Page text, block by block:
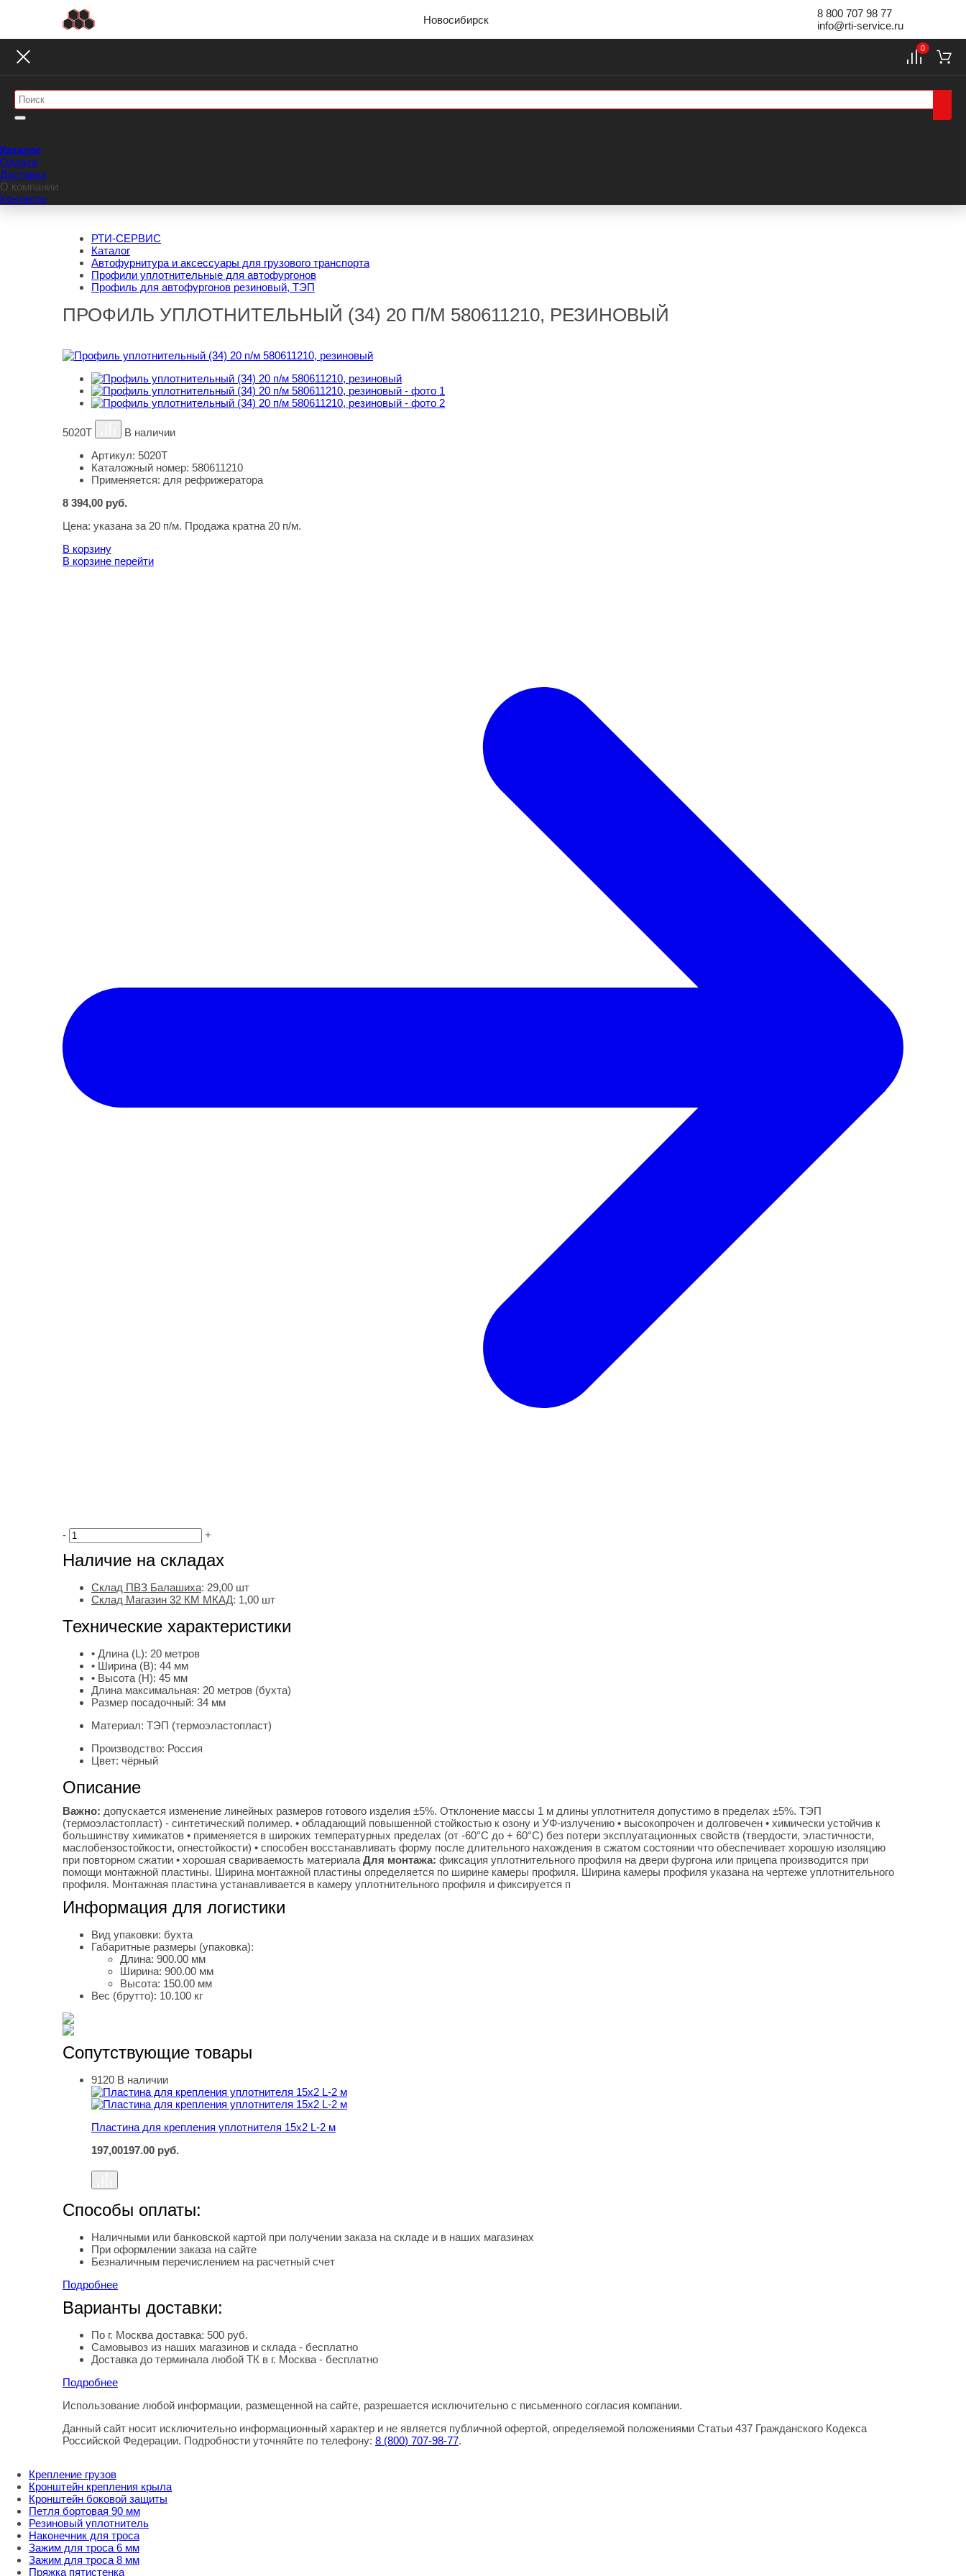
Новосибирск
8 800 707 98 77
info@rti-service.ru
Каталог
Оплата
Доставка
О компании
Контакты
0
РТИ-СЕРВИС
Каталог
Автофурнитура и аксессуары для грузового транспорта
Профили уплотнительные для автофургонов
Профиль для автофургонов резиновый, ТЭП
ПРОФИЛЬ УПЛОТНИТЕЛЬНЫЙ (34) 20 П/М 580611210, РЕЗИНОВЫЙ
5020Т
В наличии
Артикул: 5020Т
Каталожный номер: 580611210
Применяется: для рефрижератора
8 394,00 руб.
Цена: указана за 20 п/м. Продажа кратна 20 п/м.
В корзину
В корзине перейти
- +
Наличие на складах
Склад ПВЗ Балашиха: 29,00 шт
Склад Магазин 32 КМ МКАД: 1,00 шт
Технические характеристики
• Длина (L): 20 метров
• Ширина (B): 44 мм
• Высота (H): 45 мм
Длина максимальная: 20 метров (бухта)
Размер посадочный: 34 мм
Материал: ТЭП (термоэластопласт)
Производство: Россия
Цвет: чёрный
Описание
Важно: допускается изменение линейных размеров готового изделия ±5%. Отклонение массы 1 м длины уплотнителя допустимо в пределах ±5%. ТЭП
(термоэластопласт) - синтетический полимер. • обладающий повышенной стойкостью к озону и УФ-излучению • высокопрочен и долговечен • химически устойчив к
большинству химикатов • применяется в широких температурных пределах (от -60°С до + 60°С) без потери эксплуатационных свойств (твердости, эластичности,
маслобензостойкости, огнестойкости) • способен восстанавливать форму после длительного нахождения в сжатом состоянии что обеспечивает хорошую изоляцию
при повторном сжатии • хорошая свариваемость материала Для монтажа: фиксация уплотнительного профиля на двери фургона или прицепа производится при
помощи монтажной пластины. Ширина монтажной пластины определяется по ширине камеры профиля. Ширина камеры профиля указана на чертеже уплотнительного
профиля. Монтажная пластина устанавливается в камеру уплотнительного профиля и фиксируется п
Информация для логистики
Вид упаковки: бухта
Габаритные размеры (упаковка):
Длина: 900.00 мм
Ширина: 900.00 мм
Высота: 150.00 мм
Вес (брутто): 10.100 кг
Сопутствующие товары
Пластина для крепления уплотнителя 15х2 L-2 м
9120 В наличии
Пластина для крепления уплотнителя 15х2 L-2 м
197,00197.00 руб.
Способы оплаты:
Наличными или банковской картой при получении заказа на складе и в наших магазинах
При оформлении заказа на сайте
Безналичным перечислением на расчетный счет
Подробнее
Варианты доставки:
По г. Москва доставка: 500 руб.
Самовывоз из наших магазинов и склада - бесплатно
Доставка до терминала любой ТК в г. Москва - бесплатно
Подробнее
Использование любой информации, размещенной на сайте, разрешается исключительно с письменного согласия компании.
Данный сайт носит исключительно информационный характер и не является публичной офертой, определяемой положениями Статьи 437 Гражданского Кодекса
Российской Федерации. Подробности уточняйте по телефону: 8 (800) 707-98-77.
Крепление грузов
Кронштейн крепления крыла
Кронштейн боковой защиты
Петля бортовая 90 мм
Резиновый уплотнитель
Наконечник для троса
Зажим для троса 6 мм
Зажим для троса 8 мм
Пряжка пятистенка